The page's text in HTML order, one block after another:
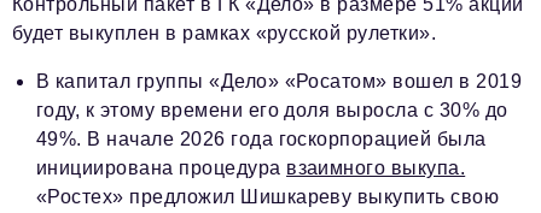
будет выкуплен в рамках «русской рулетки».
В капитал группы «Дело» «Росатом» вошел в 2019
году, к этому времени его доля выросла с 30% до
49%. В начале 2026 года госкорпорацией была
инициирована процедура взаимного выкупа.
«Ростех» предложил Шишкареву выкупить свою